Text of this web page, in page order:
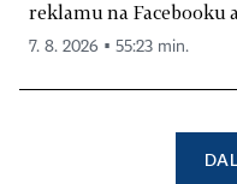
reklamu na Facebooku
7. 8. 2026 ▪ 55:23 min.